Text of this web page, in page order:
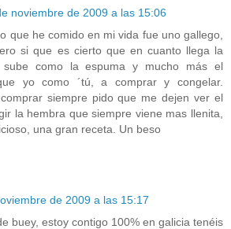
noviembre de 2009 a las 15:06
que he comido en mi vida fue uno gallego,
si que es cierto que en cuanto llega la
sube como la espuma y mucho más el
yo como ´tú, a comprar y congelar.
siempre pido que me dejen ver el
la hembra que siempre viene mas llenita,
una gran receta. Un beso
de 2009 a las 15:17
buey, estoy contigo 100% en galicia tenéis